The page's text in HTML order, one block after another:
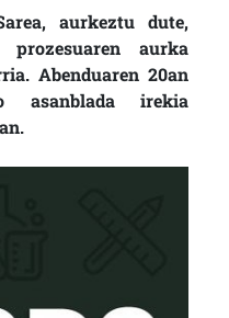
aurkeztu dute,
prozesuaren aurka
Abenduaren 20an
asanblada irekia